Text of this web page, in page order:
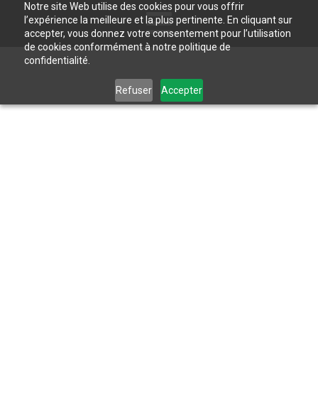
Notre site Web utilise des cookies pour vous offrir
l’expérience la meilleure et la plus pertinente. En cliquant sur
accepter, vous donnez votre consentement pour l’utilisation
de cookies conformément à notre politique de
confidentialité.
Refuser Accepter